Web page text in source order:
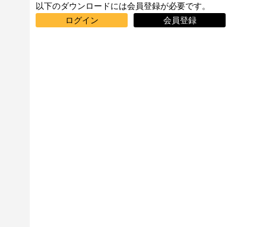
以下のダウンロードには会員登録が必要です。
ログイン
会員登録